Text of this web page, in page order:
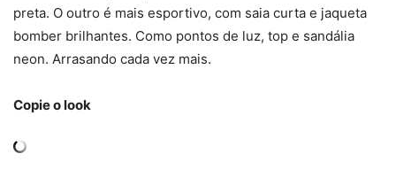
preta. O outro é mais esportivo, com saia curta e jaqueta
bomber brilhantes. Como pontos de luz, top e sandália
neon. Arrasando cada vez mais.
Copie o look